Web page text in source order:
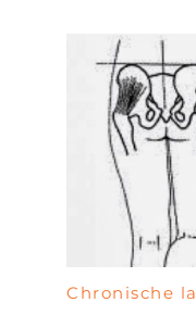
Chronische